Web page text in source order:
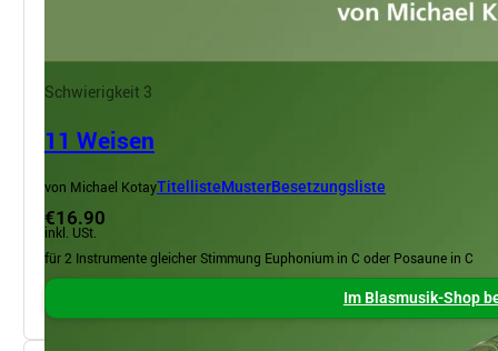
Schwierigkeit 3
11 Weisen
von Michael KotayTitellisteMusterBesetzungsliste
€16.90
inkl. USt.
für 2 Instrumente gleicher Stimmung Euphonium in C oder Posaune in C
Im Blasmusik-Shop